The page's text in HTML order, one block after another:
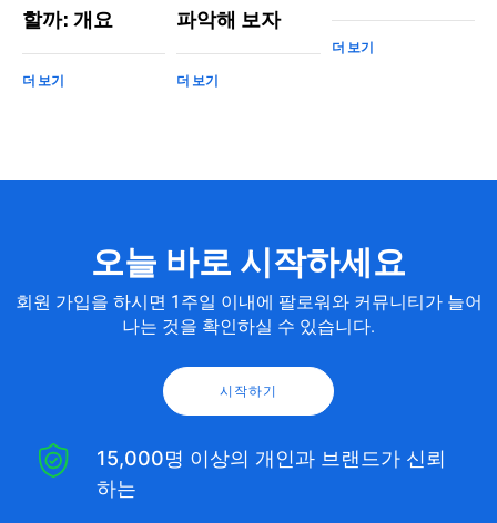
할까: 개요
더 보기
파악해 보자
더 보기
더 보기
오늘 바로 시작하세요
회원 가입을 하시면 1주일 이내에 팔로워와 커뮤니티가 늘어
나는 것을 확인하실 수 있습니다.
시작하기
15,000명 이상의 개인과 브랜드가 신뢰
하는